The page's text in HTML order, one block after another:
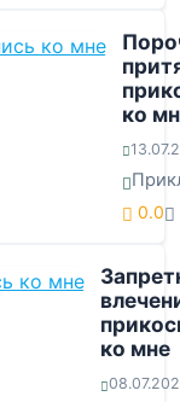
ко
0.0
ко мне